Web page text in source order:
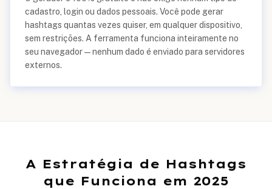
cadastro, login ou dados pessoais. Você pode gerar
hashtags quantas vezes quiser, em qualquer dispositivo,
sem restrições. A ferramenta funciona inteiramente no
seu navegador — nenhum dado é enviado para servidores
externos.
A Estratégia de Hashtags
que Funciona em 2025